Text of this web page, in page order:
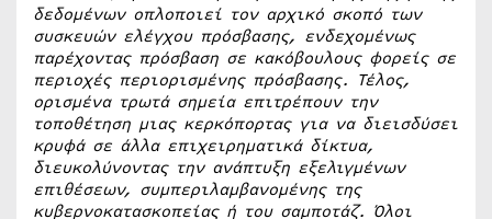
δεδομένων οπλοποιεί τον αρχικό σκοπό των
συσκευών ελέγχου πρόσβασης, ενδεχομένως
παρέχοντας πρόσβαση σε κακόβουλους φορείςσε
περιοχές περιορισμένης πρόσβασης. Τέλος,
ορισμένα τρωτά σημεία επιτρέπουν την
τοποθέτηση μιας κερκόπορτας για να διεισδύσει
κρυφά σε άλλα επιχειρηματικά δίκτυα,
διευκολύνοντας την ανάπτυξη εξελιγμένων
επιθέσεων, συμπεριλαμβανομένης της
κυβερνοκατασκοπείας ή του σαμποτάζ. Όλοι